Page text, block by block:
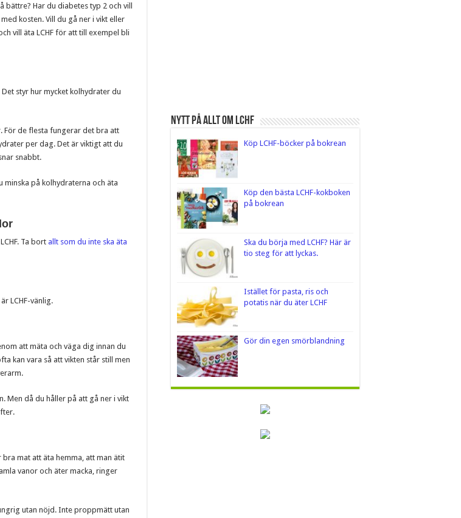
Har du diabetes typ 2 och vill
kosten. Vill du gå ner i vikt eller
vill äta LCHF för att till exempel bli
styr hur mycket kolhydrater du
För de flesta fungerar det bra att
per dag. Det är viktigt att du
snabbt.
minska på kolhydraterna och äta
Ta bort allt som du inte ska äta
LCHF-vänlig.
att mäta och väga dig innan du
kan vara så att vikten står still men
Men då du håller på att gå ner i vikt
bra mat att äta hemma, att man ätit
vanor och äter macka, ringer
utan nöjd. Inte proppmätt utan
Nytt på Allt om LCHF
Köp LCHF-böcker på bokrean
Köp den bästa LCHF-kokboken
på bokrean
Ska du börja med LCHF? Här är
tio steg för att lyckas.
Istället för pasta, ris och
potatis när du äter LCHF
Gör din egen smörblandning